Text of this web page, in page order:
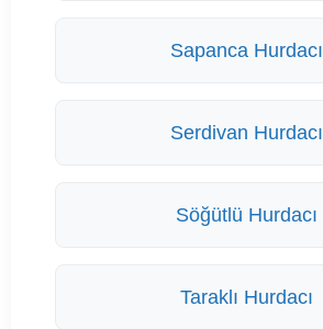
Sapanca Hurdacı
Serdivan Hurdacı
Söğütlü Hurdacı
Taraklı Hurdacı